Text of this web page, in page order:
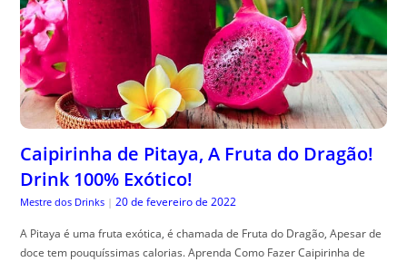
Caipirinha de Pitaya, A Fruta do Dragão!
Drink 100% Exótico!
Mestre dos Drinks | 20 de fevereiro de 2022
A Pitaya é uma fruta exótica, é chamada de Fruta do Dragão, Apesar de
doce tem pouquíssimas calorias. Aprenda Como Fazer Caipirinha de